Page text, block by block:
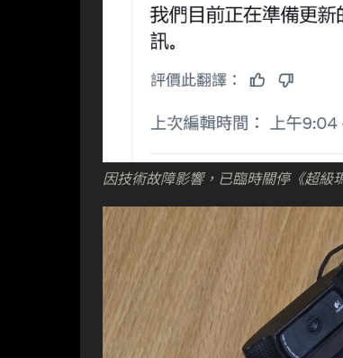
因技術故障影響，已臨時關停《超級